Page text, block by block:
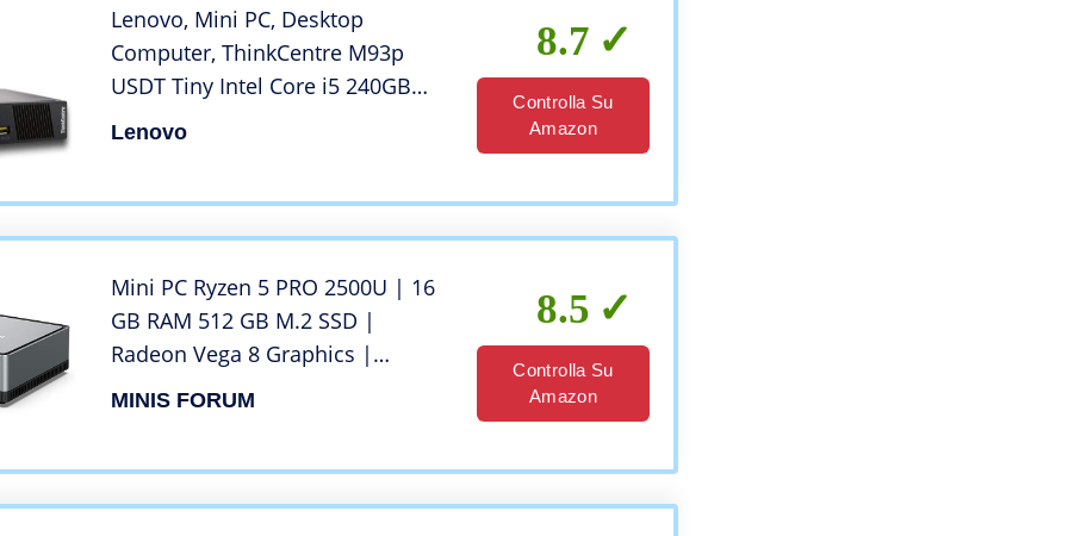
Lenovo, Mini PC, Desktop
Computer, ThinkCentre M93p
USDT Tiny Intel Core i5 240GB
SSD (NEU) Hard Disk 8GB
Lenovo
8.7
Controlla Su
Amazon
Mini PC Ryzen 5 PRO 2500U | 16
GB RAM 512 GB M.2 SSD |
Radeon Vega 8 Graphics |
Windows 10 Pro | Intel WIFI
MINIS FORUM
8.5
Controlla Su
Amazon